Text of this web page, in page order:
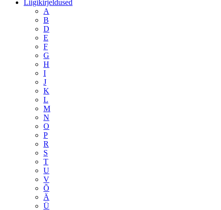
Liigikirjeldused
A
B
D
E
F
G
H
I
J
K
L
M
N
O
P
R
S
T
U
V
Õ
Ä
Ü